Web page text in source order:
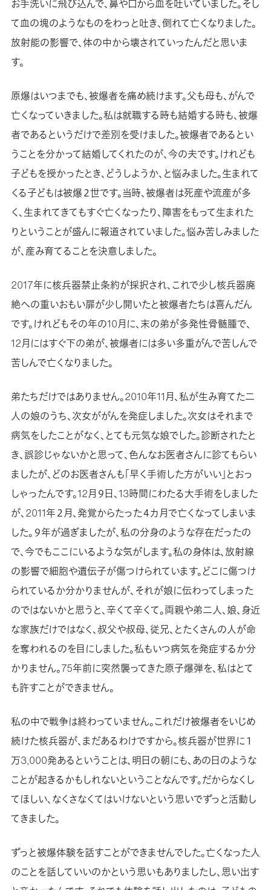
お手洗いに飛び込んで、鼻や口から血を吐いていました。そし
て血の塊のようなものをわっと吐き、倒れて亡くなりました。
放射能の影響で、体の中から壊されていったんだと思いま
す。
原爆はいつまでも、被爆者を痛め続けます。父も母も、がんで
亡くなっていきました。私は就職する時も結婚する時も、被爆
者であるというだけで差別を受けました。被爆者であるとい
うことを分かって結婚してくれたのが、今の夫です。けれども
子どもを授かったとき、どうしようか、と悩みました。生まれて
くる子どもは被爆２世です。当時、被爆者は死産や流産が多
く、生まれてきてもすぐ亡くなったり、障害をもって生まれた
りということが盛んに報道されていました。悩み苦しみました
が、産み育てることを決意しました。
2017年に核兵器禁止条約が採択され、これで少し核兵器廃
絶への重いおもい扉が少し開いたと被爆者たちは喜んだん
です。けれどもその年の10月に、末の弟が多発性骨髄腫で、
12月にはすぐ下の弟が、被爆者には多い多重がんで苦しんで
苦しんで亡くなりました。
弟たちだけではありません。2010年11月、私が生み育てた二
人の娘のうち、次女ががんを発症しました。次女はそれまで
病気をしたことがなく、とても元気な娘でした。診断されたと
き、誤診じゃないかと思って、色んなお医者さんに診てもらい
ましたが、どのお医者さんも「早く手術した方がいい」とおっ
しゃったんです。12月９日、13時間にわたる大手術をしました
が、2011年２月、発覚からたった４カ月で亡くなってしまいま
した。９年が過ぎましたが、私の分身のような存在だったの
で、今でもここにいるような気がします。私の身体は、放射線
の影響で細胞や遺伝子が傷つけられています。どこに傷つけ
られているか分かりませんが、それが娘に伝わってしまった
のではないかと思うと、辛くて辛くて。両親や弟二人、娘、身近
な家族だけではなく、叔父や叔母、従兄、とたくさんの人が命
を奪われるのを目にしました。私もいつ病気を発症するか分
かりません。75年前に突然襲ってきた原子爆弾を、私はとて
も許すことができません。
私の中で戦争は終わっていません。これだけ被爆者をいじめ
続けた核兵器が、まだあるわけですから。核兵器が世界に１
万3,000発あるということは、明日の朝にも、あの日のような
ことが起きるかもしれないということなんです。だからなくし
てほしい、なくさなくてはいけないという思いでずっと活動し
てきました。
ずっと被爆体験を話すことができませんでした。亡くなった人
のことを話していいのかという思いもありましたし、思い出す